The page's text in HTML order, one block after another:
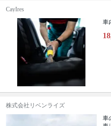
CayIres
車
株式会社リベンライズ
車